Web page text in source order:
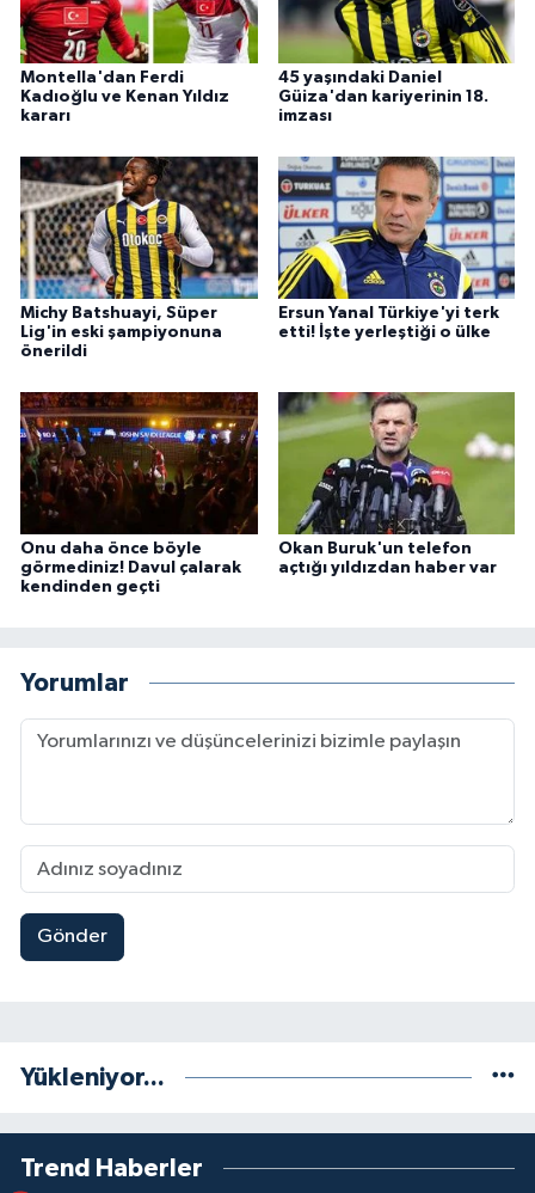
Montella'dan Ferdi
Kadıoğlu ve Kenan Yıldız
kararı
45 yaşındaki Daniel
Güiza'dan kariyerinin 18.
imzası
Michy Batshuayi, Süper
Lig'in eski şampiyonuna
önerildi
Ersun Yanal Türkiye'yi terk
etti! İşte yerleştiği o ülke
Onu daha önce böyle
görmediniz! Davul çalarak
kendinden geçti
Okan Buruk'un telefon
açtığı yıldızdan haber var
Yorumlar
Gönder
Yükleniyor...
Trend Haberler